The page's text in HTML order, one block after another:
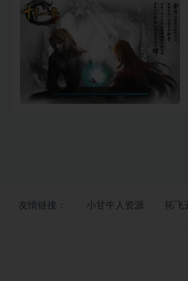
友情链接： 小甘牛人资源 拓飞